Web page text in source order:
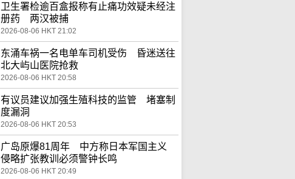
卫生署检逾百盒报称有止痛功效疑未经注
册药 两汉被捕
2026-08-06 HKT 21:02
东涌车祸一名电单车司机受伤 昏迷送往
北大屿山医院抢救
2026-08-06 HKT 20:58
有议员建议加强生殖科技的监管 堵塞制
度漏洞
2026-08-06 HKT 20:53
广岛原爆81周年 中方称日本军国主义
侵略扩张教训必须警钟长鸣
2026-08-06 HKT 20:49